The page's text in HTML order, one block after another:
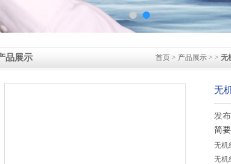
品展示 首页 > 产品展示 > > 无
无
发
简
无机
无机